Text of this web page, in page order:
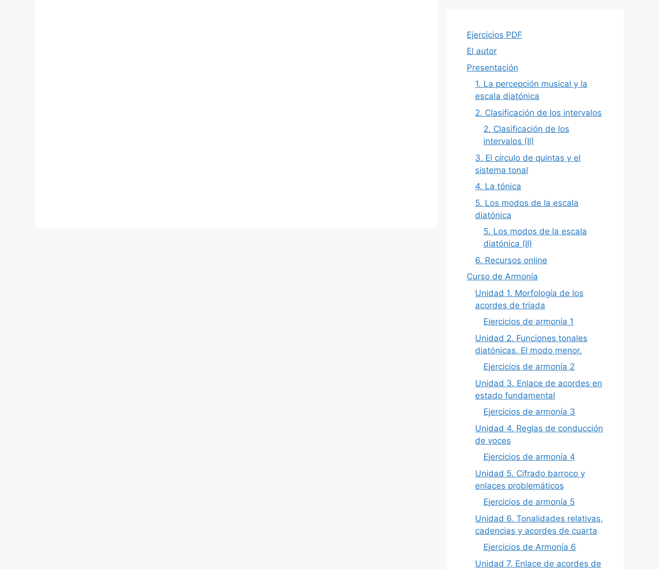
Ejercicios PDF
El autor
Presentación
1. La percepción musical y la
escala diatónica
2. Clasificación de los intervalos
2. Clasificación de los
intervalos (II)
3. El círculo de quintas y el
sistema tonal
4. La tónica
5. Los modos de la escala
diatónica
5. Los modos de la escala
diatónica (II)
6. Recursos online
Curso de Armonía
Unidad 1. Morfología de los
acordes de tríada
Ejercicios de armonía 1
Unidad 2. Funciones tonales
diatónicas. El modo menor.
Ejercicios de armonía 2
Unidad 3. Enlace de acordes en
estado fundamental
Ejercicios de armonía 3
Unidad 4. Reglas de conducción
de voces
Ejercicios de armonía 4
Unidad 5. Cifrado barroco y
enlaces problemáticos
Ejercicios de armonía 5
Unidad 6. Tonalidades relativas,
cadencias y acordes de cuarta
Ejercicios de Armonía 6
Unidad 7. Enlace de acordes de